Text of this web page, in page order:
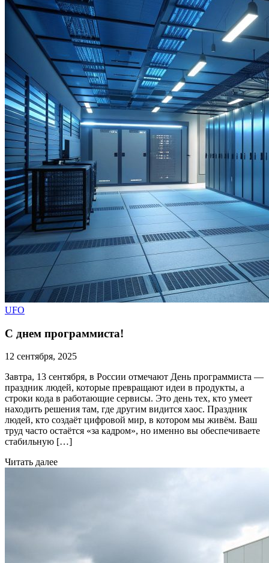
UFO
С днем программиста!
12 сентября, 2025
Завтра, 13 сентября, в России отмечают День программиста —
праздник людей, которые превращают идеи в продукты, а
строки кода в работающие сервисы. Это день тех, кто умеет
находить решения там, где другим видится хаос. Праздник
людей, кто создаёт цифровой мир, в котором мы живём. Ваш
труд часто остаётся «за кадром», но именно вы обеспечиваете
стабильную […]
Читать далее